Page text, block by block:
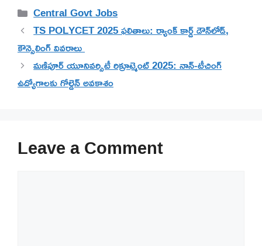
Categories
Central Govt Jobs
TS POLYCET 2025 ఫలితాలు: ర్యాంక్ కార్డ్ డౌన్‌లోడ్,
కౌన్సెలింగ్ వివరాలు
మణిపూర్ యూనివర్సిటీ రిక్రూట్మెంట్ 2025: నాన్-టీచింగ్
ఉద్యోగాలకు గోల్డెన్ అవకాశం
Leave a Comment